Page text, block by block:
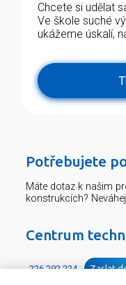
Chcete si udělat
Ve škole suché
ukážeme úskalí,
Potřebujete
Máte dotaz k našim
konstrukcích?
Centrum
226 292 224 Zaslat